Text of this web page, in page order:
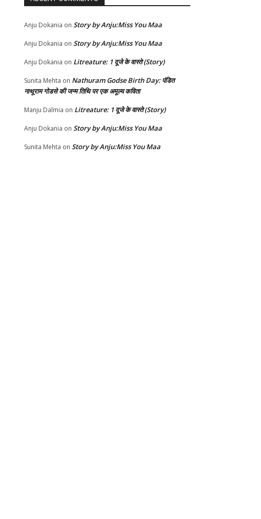
Anju Dokania on Story by Anju:Miss You Maa
Anju Dokania on Story by Anju:Miss You Maa
Anju Dokania on Litreature: 1 दूजे के वास्ते (Story)
Sunita Mehta on Nathuram Godse Birth Day: पंडित
नाथूराम गोडसे की जन्म तिथि पर एक अमूल्य कविता
Manju Dalmia on Litreature: 1 दूजे के वास्ते (Story)
Anju Dokania on Story by Anju:Miss You Maa
Sunita Mehta on Story by Anju:Miss You Maa